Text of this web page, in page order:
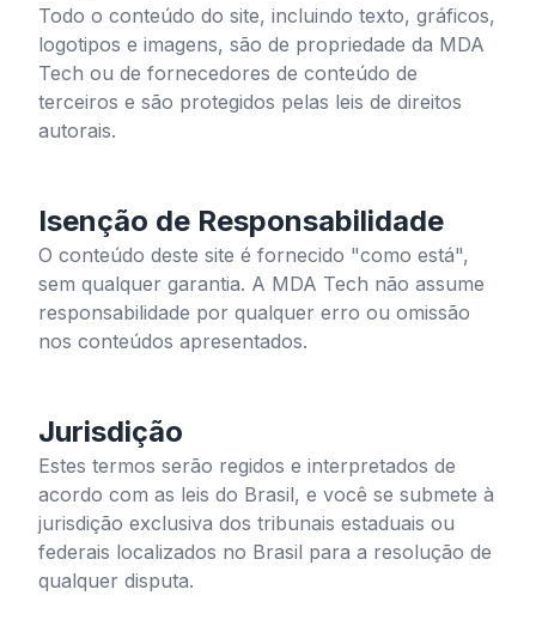
Todo o conteúdo do site, incluindo texto, gráficos,
logotipos e imagens, são de propriedade da MDA
Tech ou de fornecedores de conteúdo de
terceiros e são protegidos pelas leis de direitos
autorais.
Isenção de Responsabilidade
O conteúdo deste site é fornecido "como está",
sem qualquer garantia. A MDA Tech não assume
responsabilidade por qualquer erro ou omissão
nos conteúdos apresentados.
Jurisdição
Estes termos serão regidos e interpretados de
acordo com as leis do Brasil, e você se submete à
jurisdição exclusiva dos tribunais estaduais ou
federais localizados no Brasil para a resolução de
qualquer disputa.